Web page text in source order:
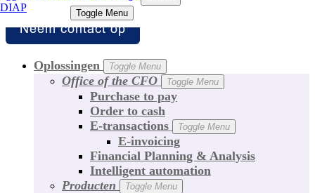
Toggle Menu
Toggle Menu
Oplossingen Toggle Menu
Office of the CFO Toggle Menu
Purchase to pay
Order to cash
E-transactions
Toggle Menu
E-invoicing
Financial Planning & Analysis
Intelligent automation
Producten
Toggle Menu